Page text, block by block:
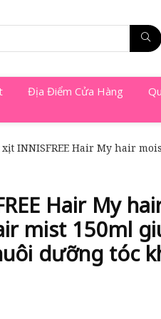
Địa Điểm Cửa Hàng
xịt INNISFREE Hair My hair
Hair My
mist 150ml
dưỡng tóc